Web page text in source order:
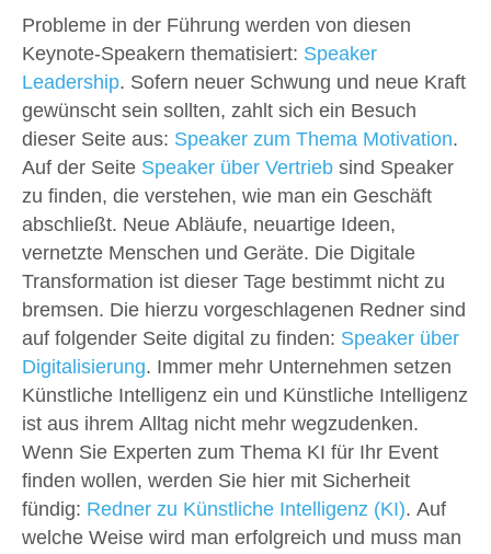
Probleme in der Führung werden von diesen
Keynote-Speakern thematisiert: Speaker
Leadership . Sofern neuer Schwung und neue Kraft
gewünscht sein sollten, zahlt sich ein Besuch
dieser Seite aus: Speaker zum Thema Motivation
Auf der Seite Speaker über Vertrieb sind Speaker
zu finden, die verstehen, wie man ein Geschäft
abschließt. Neue Abläufe, neuartige Ideen,
vernetzte Menschen und Geräte. Die Digitale
Transformation ist dieser Tage bestimmt nicht zu
bremsen. Die hierzu vorgeschlagenen Redner sind
auf folgender Seite digital zu finden: Speaker über
Digitalisierung . Immer mehr Unternehmen setzen
Künstliche Intelligenz ein und Künstliche Intelligenz
ist aus ihrem Alltag nicht mehr wegzudenken.
Wenn Sie Experten zum Thema KI für Ihr Event
finden wollen, werden Sie hier mit Sicherheit
fündig: Redner zu Künstliche Intelligenz (KI) . Auf
welche Weise wird man erfolgreich und muss man